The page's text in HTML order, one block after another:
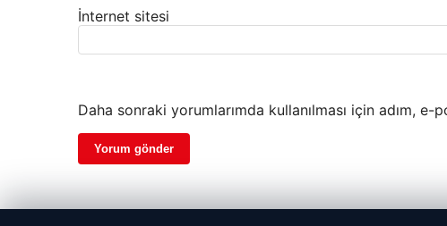
İnternet sitesi
Daha sonraki yorumlarımda kullanılması için adım,